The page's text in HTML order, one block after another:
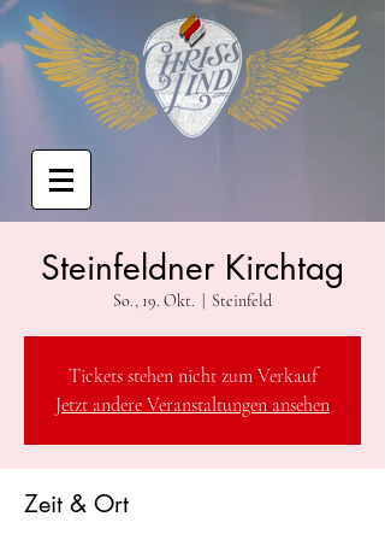
Steinfeldner Kirchtag
So., 19. Okt. Steinfeld
Tickets stehen nicht zum Verkauf
Jetzt andere Veranstaltungen ansehen
Zeit & Ort